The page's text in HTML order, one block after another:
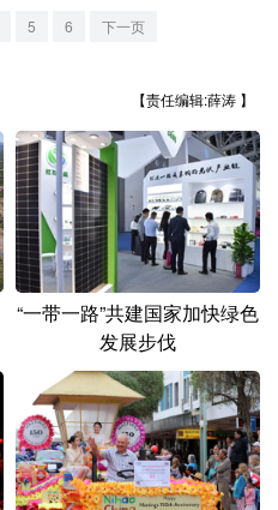
重庆
云南 西藏
青海 宁夏
黑龙江
Français عربى
日本語 한국어
5 6 下一页
【责任编辑:薛涛 】
“一带一路”共建国家加快绿色
发展步伐